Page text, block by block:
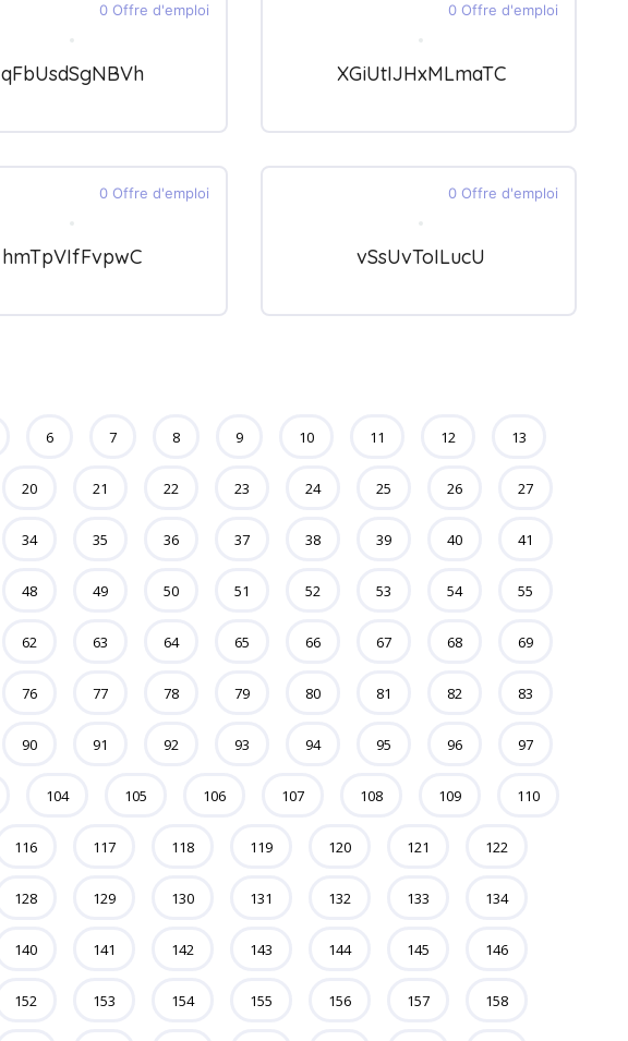
0 Offre d'emploi
qFbUsdSgNBVh
0 Offre d'emploi
XGiUtIJHxMLmaTC
0 Offre d'emploi
hmTpVIfFvpwC
0 Offre d'emploi
vSsUvToILucU
6 7 8 9 10 11 12 13
20 21 22 23 24 25 26 27
34 35 36 37 38 39 40 41
48 49 50 51 52 53 54 55
62 63 64 65 66 67 68 69
76 77 78 79 80 81 82 83
90 91 92 93 94 95 96 97
104 105 106 107 108 109 110
116 117 118 119 120 121 122
128 129 130 131 132 133 134
140 141 142 143 144 145 146
152 153 154 155 156 157 158